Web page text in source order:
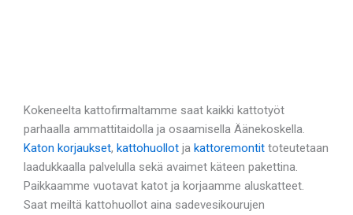
Kokeneelta kattofirmaltamme saat kaikki kattotyöt
parhaalla ammattitaidolla ja osaamisella Äänekoskella.
Katon korjaukset, kattohuollot ja kattoremontit toteutetaan
laadukkaalla palvelulla sekä avaimet käteen pakettina.
Paikkaamme vuotavat katot ja korjaamme aluskatteet.
Saat meiltä kattohuollot aina sadevesikourujen